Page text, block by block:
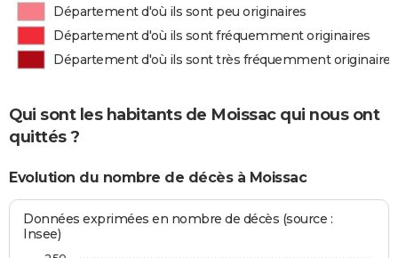
Département d'où ils sont peu originaires
Département d'où ils sont fréquemment originaires
Département d'où ils sont très fréquemment originaires
Qui sont les habitants de Moissac qui nous ont
quittés ?
Evolution du nombre de décès à Moissac
Données exprimées en nombre de décès (source :
Insee)